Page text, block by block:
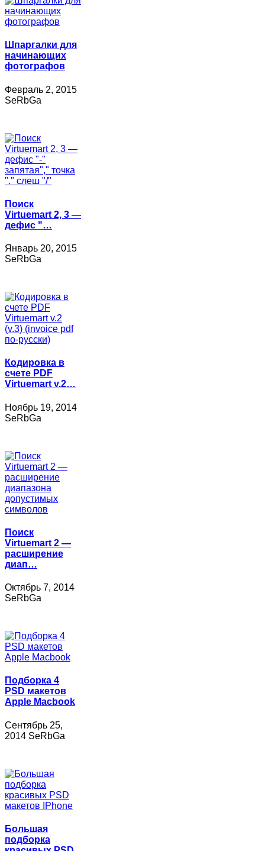
Шпаргалки для
начинающих
фотографов
Февраль 2, 2015
SeRbGa
Поиск
Virtuemart 2, 3 —
дефис "…
Январь 20, 2015
SeRbGa
Кодировка в
счете PDF
Virtuemart v.2…
Ноябрь 19, 2014
SeRbGa
Поиск
Virtuemart 2 —
расширение
диап…
Октябрь 7, 2014
SeRbGa
Подборка 4
PSD макетов
Apple Macbook
Сентябрь 25,
2014 SeRbGa
Большая
подборка